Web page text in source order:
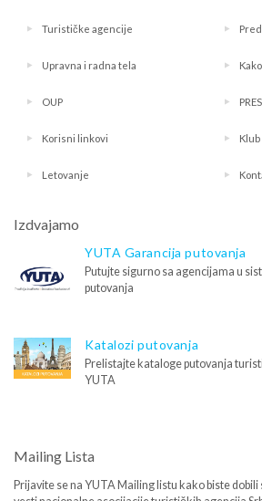
Turističke agencije
Upravna i radna tela
OUP
Korisni linkovi
Letovanje
Izdvajamo
YUTA Garancija putovanja
Putujte sigurno sa agencijama u
putovanja
Katalozi putovanja
Prelistajte kataloge putovanja
YUTA
Mailing Lista
Prijavite se na YUTA Mailing listu kako biste